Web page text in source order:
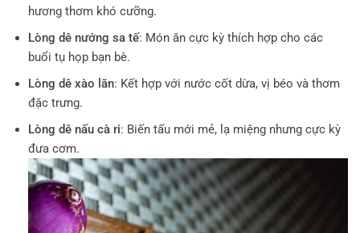
hương thơm khó cưỡng.
Lòng dê nướng sa tế: Món ăn cực kỳ thích hợp cho các
buổi tụ họp bạn bè.
Lòng dê xào lăn: Kết hợp với nước cốt dừa, vị béo và thơm
đặc trưng.
Lòng dê nấu cà ri: Biến tấu mới mẻ, lạ miệng nhưng cực kỳ
đưa cơm.